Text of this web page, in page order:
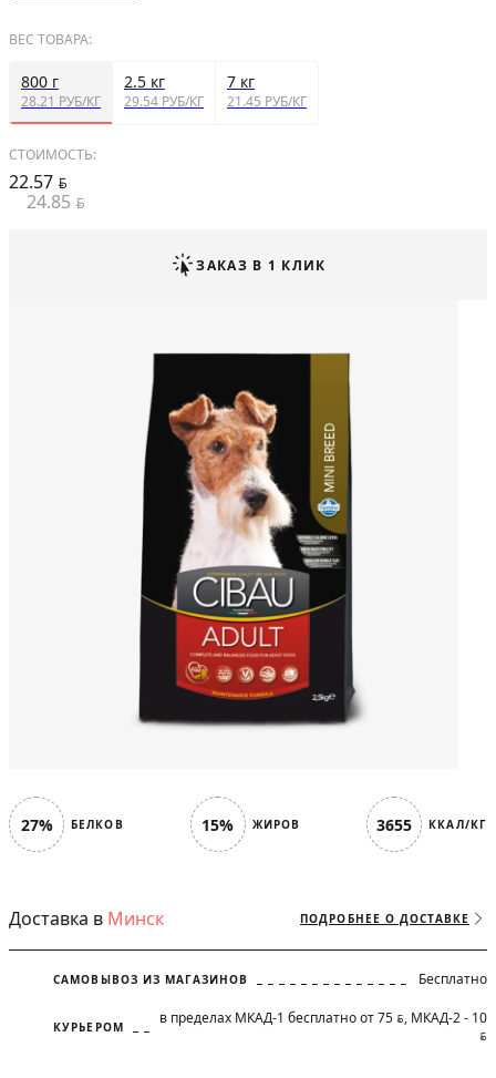
27% БЕЛКОВ 15% ЖИРОВ 3655 ККАЛ/КГ
Доставка в Минск ПОДРОБНЕЕ О ДОСТАВКЕ
САМОВЫВОЗ ИЗ МАГАЗИНОВ Бесплатно
КУРЬЕРОМ в пределах МКАД-1 бесплатно от 75 BYN, МКАД-2 - 10
BYN
ВЕС ТОВАРА:
800 г
28.21 РУБ/КГ
2.5 кг
29.54 РУБ/КГ
7 кг
21.45 РУБ/КГ
СТОИМОСТЬ:
22.57 BYN
24.85 BYN
ЗАКАЗ В 1 КЛИК